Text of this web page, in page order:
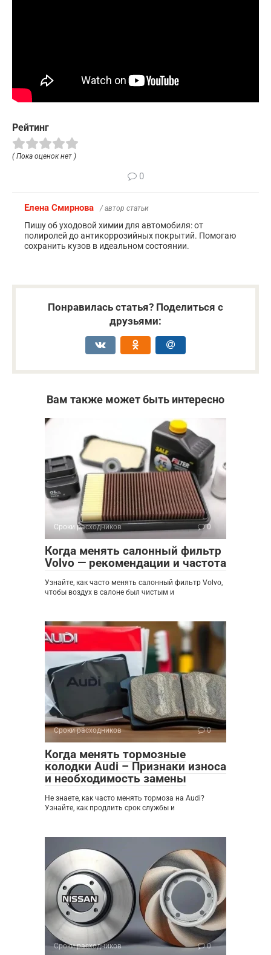
Рейтинг
( Пока оценок нет )
0
Елена Смирнова / автор статьи
Пишу об уходовой химии для автомобиля: от
полиролей до антикоррозийных покрытий. Помогаю
сохранить кузов в идеальном состоянии.
Понравилась статья? Поделиться с
друзьями:
Вам также может быть интересно
Сроки расходников 0
Когда менять салонный фильтр
Volvo — рекомендации и частота
Узнайте, как часто менять салонный фильтр Volvo,
чтобы воздух в салоне был чистым и
Сроки расходников 0
Когда менять тормозные
колодки Audi – Признаки износа
и необходимость замены
Не знаете, как часто менять тормоза на Audi?
Узнайте, как продлить срок службы и
Сроки расходников 0